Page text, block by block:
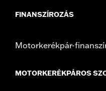
FINANSZÍROZÁS
Motorkerékpár-
MOTORKERÉKPÁROS